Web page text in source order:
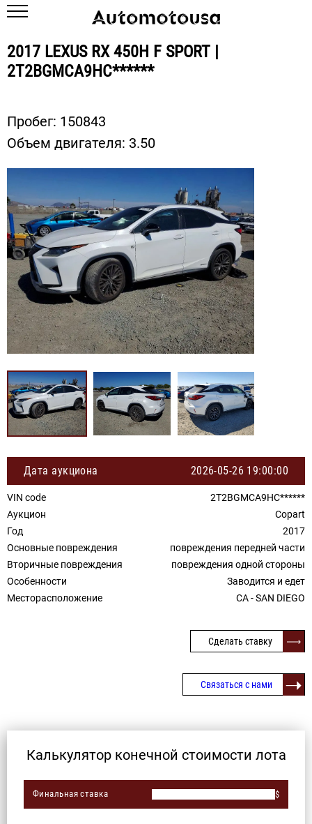
2017 LEXUS RX 450H F SPORT |
2T2BGMCA9HC******
Пробег: 150843
Объем двигателя: 3.50
Дата аукциона 2026-05-26 19:00:00
VIN code
2T2BGMCA9HC******
Аукцион
Copart
Год
2017
Основные повреждения
повреждения передней части
Вторичные повреждения
повреждения одной стороны
Особенности
Заводится и едет
Месторасположение
CA - SAN DIEGO
Сделать ставку
Связаться с нами
Калькулятор конечной стоимости лота
Финальная ставка $